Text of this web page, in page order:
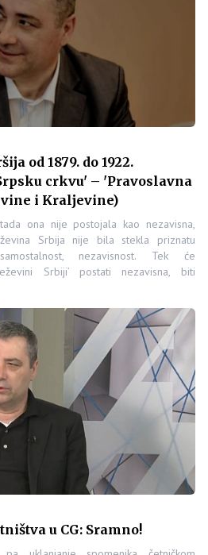
od 1879. do 1922.
crkvu' – 'Pravoslavna
i Kraljevine)
ona nije postojala kao nezavisna,
Srbija nije bila stekla priznatu
nezavisnost. Tek će
Srbiji’ postati nezavisna, biti
u CG: Sramno!